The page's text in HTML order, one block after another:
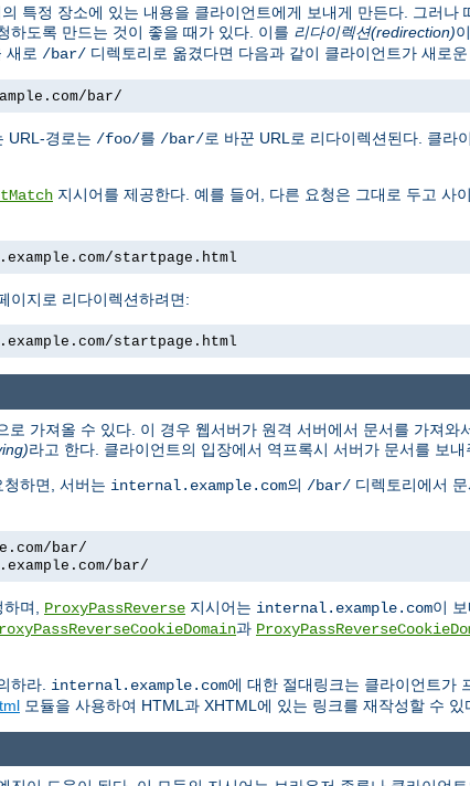
특정 장소에 있는 내용을 클라이언트에게 보내게 만든다. 그러나
하도록 만드는 것이 좋을 때가 있다. 이를 리다이렉션(redirection)
새로 /bar/ 디렉토리로 옮겼다면 다음과 같이 클라이언트가 새로
bar/
URL-경로는 /foo/를 /bar/로 바꾼 URL로 리다이렉션된다. 클라
지시어를 제공한다. 예를 들어, 다른 요청은 그대로 두고 사
startpage.html
이지로 리다이렉션하려면:
startpage.html
가져올 수 있다. 이 경우 웹서버가 원격 서버에서 문서를 가져와
라고 한다. 클라이언트의 입장에서 역프록시 서버가 문서를 보
하면, 서버는 internal.example.com의 /bar/ 디렉토리에서
bar/
bar/
며, ProxyPassReverse 지시어는 internal.example.com이
과
하라. internal.example.com에 대한 절대링크는 클라이언트가
모듈을 사용하여 HTML과 XHTML에 있는 링크를 재작성할 수 있